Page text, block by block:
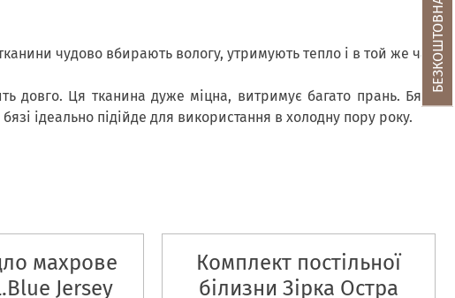
чудово вбирають вологу, утримують тепло і в той же час
довго. Ця тканина дуже міцна, витримує багато прань. Бязь
ідеально підійде для використання в холодну пору року.
махрове
Jersey
Комплект постільної
білизни Зірка Остра